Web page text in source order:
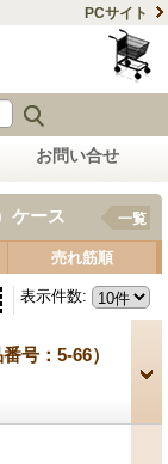
PCサイト
お問い合せ
ケース 一覧
売れ筋順
表示件数:
号：5-66）